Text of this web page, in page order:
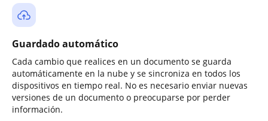
Guardado automático
Cada cambio que realices en un documento se guarda
automáticamente en la nube y se sincroniza en todos los
dispositivos en tiempo real. No es necesario enviar nuevas
versiones de un documento o preocuparse por perder
información.